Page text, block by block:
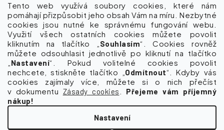
Tento web využívá soubory cookies, které nám
pomáhají přizpůsobit jeho obsah Vám na míru. Nezbytné
cookies jsou nutné ke správnému fungování webu.
Využití všech ostatních cookies můžete povolit
kliknutím na tlačítko „
Souhlasím“. Cookies rovněž
můžete odsouhlasit jednotlivě po kliknutí na tlačítko
Nastavení“. Pokud volitelné cookies povolit
nechcete, stiskněte tlačítko „ Odmítnout“. Kdyby vás
cookies zajímaly více, můžete si o nich přečíst
v dokumentu Zásady cookies
Přejeme vám příjemný
nákup!
Nastavení
KDE NÁS NAJDETE
Možnosti dopravy